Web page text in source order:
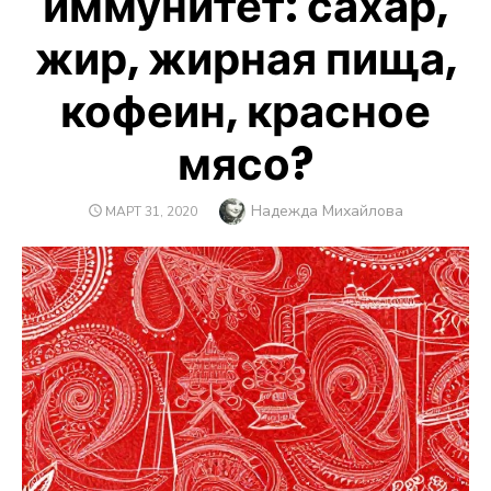
жир, жирная пища,
кофеин, красное
мясо?
ОПУБЛИКОВАНО
МАРТ 31, 2020 Автор
Надежда Михайлова